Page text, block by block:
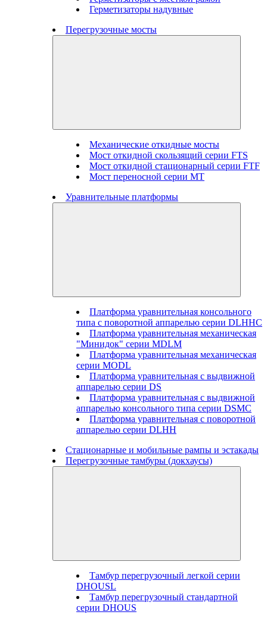
Герметизаторы надувные
Перегрузочные мосты
Механические откидные мосты
Мост откидной скользящий серии FTS
Мост откидной стационарный серии FTF
Мост переносной серии MT
Уравнительные платформы
Платформа уравнительная консольного
типа с поворотной аппарелью серии DLHHC
Платформа уравнительная механическая
"Минидок" серии MDLM
Платформа уравнительная механическая
серии MODL
Платформа уравнительная с выдвижной
аппарелью серии DS
Платформа уравнительная с выдвижной
аппарелью консольного типа серии DSMC
Платформа уравнительная с поворотной
аппарелью серии DLHH
Стационарные и мобильные рампы и эстакады
Перегрузочные тамбуры (докхаусы)
Тамбур перегрузочный легкой серии
DHOUSL
Тамбур перегрузочный стандартной
серии DHOUS